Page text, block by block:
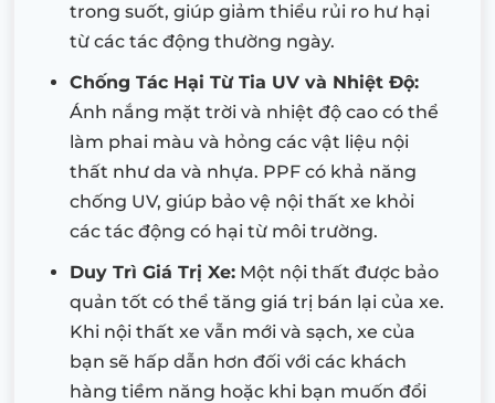
trong suốt, giúp giảm thiểu rủi ro hư hại
từ các tác động thường ngày.
Chống Tác Hại Từ Tia UV và Nhiệt Độ:
Ánh nắng mặt trời và nhiệt độ cao có thể
làm phai màu và hỏng các vật liệu nội
thất như da và nhựa. PPF có khả năng
chống UV, giúp bảo vệ nội thất xe khỏi
các tác động có hại từ môi trường.
Duy Trì Giá Trị Xe: Một nội thất được bảo
quản tốt có thể tăng giá trị bán lại của xe.
Khi nội thất xe vẫn mới và sạch, xe của
bạn sẽ hấp dẫn hơn đối với các khách
hàng tiềm năng hoặc khi bạn muốn đổi